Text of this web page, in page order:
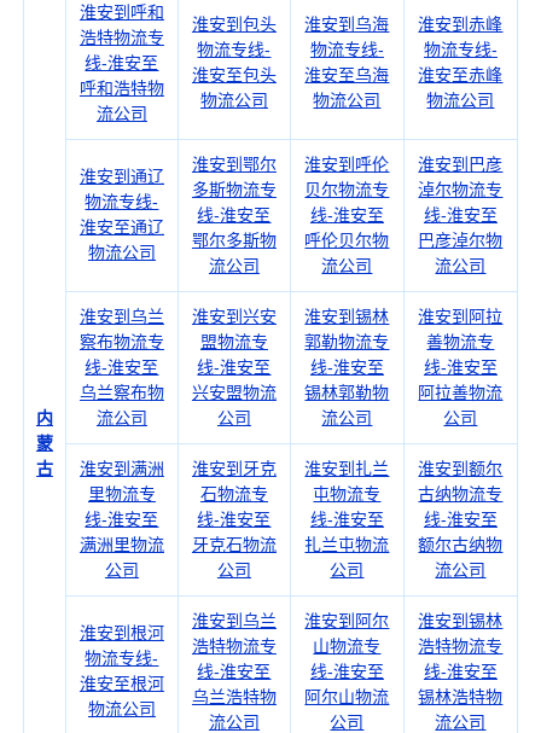
内
蒙
古
淮安到呼和
浩特物流专
线-淮安至
呼和浩特物
流公司
淮安到包头
物流专线-
淮安至包头
物流公司
淮安到乌海
物流专线-
淮安至乌海
物流公司
淮安到赤峰
物流专线-
淮安至赤峰
物流公司
淮安到通辽
物流专线-
淮安至通辽
物流公司
淮安到鄂尔
多斯物流专
线-淮安至
鄂尔多斯物
流公司
淮安到呼伦
贝尔物流专
线-淮安至
呼伦贝尔物
流公司
淮安到巴彦
淖尔物流专
线-淮安至
巴彦淖尔物
流公司
淮安到乌兰
察布物流专
线-淮安至
乌兰察布物
流公司
淮安到兴安
盟物流专
线-淮安至
兴安盟物流
公司
淮安到锡林
郭勒物流专
线-淮安至
锡林郭勒物
流公司
淮安到阿拉
善物流专
线-淮安至
阿拉善物流
公司
淮安到满洲
里物流专
线-淮安至
满洲里物流
公司
淮安到牙克
石物流专
线-淮安至
牙克石物流
公司
淮安到扎兰
屯物流专
线-淮安至
扎兰屯物流
公司
淮安到额尔
古纳物流专
线-淮安至
额尔古纳物
流公司
淮安到根河
物流专线-
淮安至根河
物流公司
淮安到乌兰
浩特物流专
线-淮安至
乌兰浩特物
流公司
淮安到阿尔
山物流专
线-淮安至
阿尔山物流
公司
淮安到锡林
浩特物流专
线-淮安至
锡林浩特物
流公司